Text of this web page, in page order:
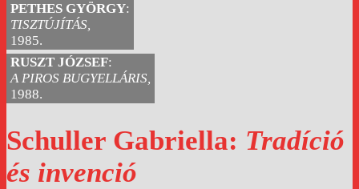
PETHES GYÖRGY:
TISZTÚJÍTÁS,
1985.
RUSZT JÓZSEF:
A PIROS BUGYELLÁRIS,
1988.
Schuller Gabriella: Tradíció
és invenció